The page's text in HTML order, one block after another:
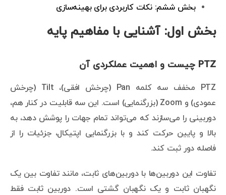
بخش ششم: نکات کاربردی برای بهینه‌سازی
بخش اول: آشنایی با مفاهیم پایه
PTZ چیست و اهمیت عملکردی آن
PTZ مخفف سه کلمه Pan (چرخش افقی)، Tilt (چرخش
عمودی) و Zoom (بزرگنمایی) است. این سه قابلیت در کنار هم،
دوربینی را می‌سازند که می‌تواند تمام جهات را پوشش دهد، به
بالا و پایین حرکت کند و با بزرگنمایی اپتیکال، جزئیات را از
فاصله دور ثبت کند.
تفاوت این دوربین‌ها با دوربین‌های ثابت، مانند تفاوت بین یک
نگهبان ثابت و یک نگهبان گشتی است. دوربین ثابت فقط